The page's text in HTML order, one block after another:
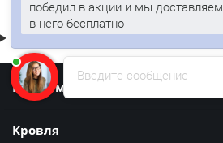
Информация
Кровля
Введите сообщение
победил в акции и мы доставляем
в него бесплатно